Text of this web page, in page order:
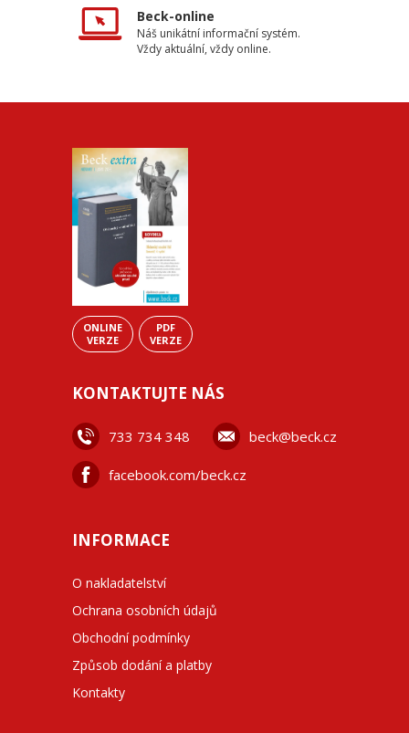
Beck-online
Náš unikátní informační systém.
Vždy aktuální, vždy online.
ONLINE
VERZE
PDF
VERZE
KONTAKTUJTE NÁS
733 734 348 beck@beck.cz
facebook.com/beck.cz
INFORMACE
O nakladatelství
Ochrana osobních údajů
Obchodní podmínky
Způsob dodání a platby
Kontakty